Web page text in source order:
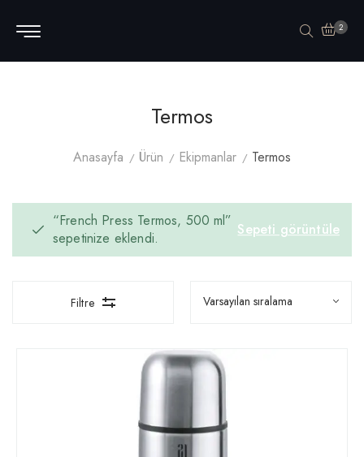
2
Termos
Anasayfa Ürün Ekipmanlar Termos
Sepeti görüntüle
“French Press Termos, 500 ml”
sepetinize eklendi.
Filtre